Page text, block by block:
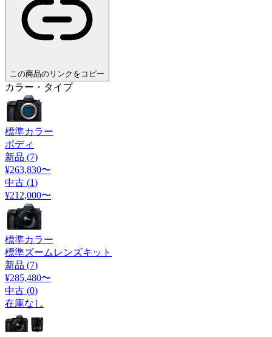
この商品のリンクをコピー
カラー・タイプ
標準カラー
ボディ
新品 (7)
¥263,830〜
中古 (1)
¥212,000〜
標準カラー
標準ズームレンズキット
新品 (7)
¥285,480〜
中古 (0)
在庫なし